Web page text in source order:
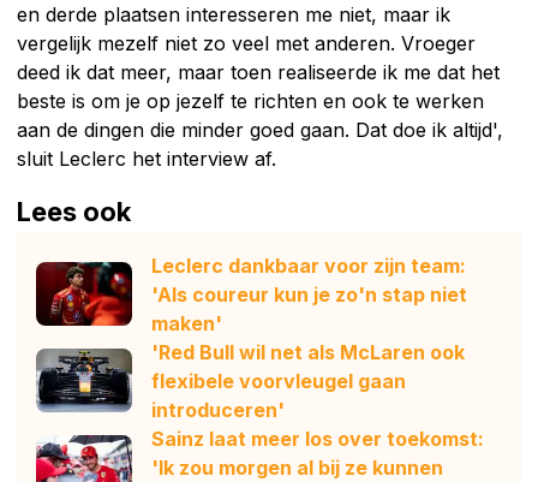
en derde plaatsen interesseren me niet, maar ik
vergelijk mezelf niet zo veel met anderen. Vroeger
deed ik dat meer, maar toen realiseerde ik me dat het
beste is om je op jezelf te richten en ook te werken
aan de dingen die minder goed gaan. Dat doe ik altijd',
sluit Leclerc het interview af.
Lees ook
Leclerc dankbaar voor zijn team:
'Als coureur kun je zo'n stap niet
maken'
'Red Bull wil net als McLaren ook
flexibele voorvleugel gaan
introduceren'
Sainz laat meer los over toekomst:
'Ik zou morgen al bij ze kunnen